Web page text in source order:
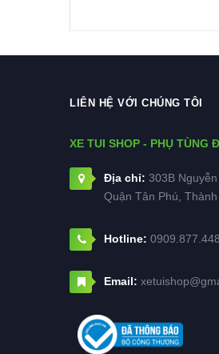
LIÊN HỆ VỚI CHÚNG TÔI
XE TUI SHOP - PHỤ TÙNG
Địa chỉ: 303B
Quận Tân Phú,
Hotline: 0909.877.448
Email: